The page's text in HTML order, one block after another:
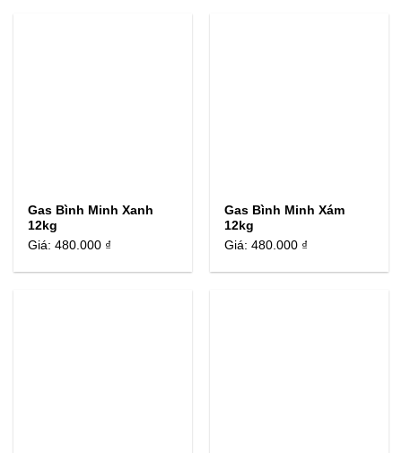
Gas Bình Minh Xanh
12kg
Giá:480.000 ₫
Gas Bình Minh Xám
12kg
Giá:480.000 ₫